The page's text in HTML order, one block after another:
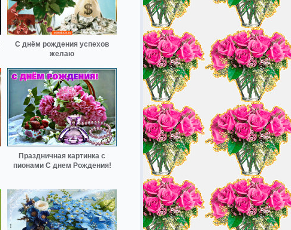
С днём рождения успехов
желаю
Праздничная картинка с
пионами С днем Рождения!